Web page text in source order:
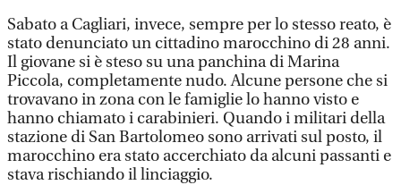
Sabato a Cagliari, invece, sempre per lo stesso reato, è
stato denunciato un cittadino marocchino di 28 anni.
Il giovane si è steso su una panchina di Marina
Piccola, completamente nudo. Alcune persone che si
trovavano in zona con le famiglie lo hanno visto e
hanno chiamato i carabinieri. Quando i militari della
stazione di San Bartolomeo sono arrivati sul posto, il
marocchino era stato accerchiato da alcuni passanti e
stava rischiando il linciaggio.